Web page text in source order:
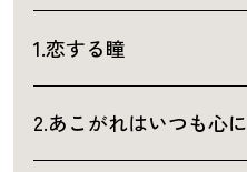
1.恋する瞳
2.あこがれはいつも心に